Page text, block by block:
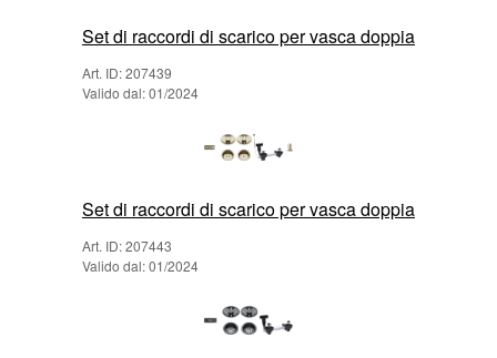
Set di raccordi di scarico per vasca doppia
Art. ID: 207439
Valido dal: 01/2024
Set di raccordi di scarico per vasca doppia
Art. ID: 207443
Valido dal: 01/2024